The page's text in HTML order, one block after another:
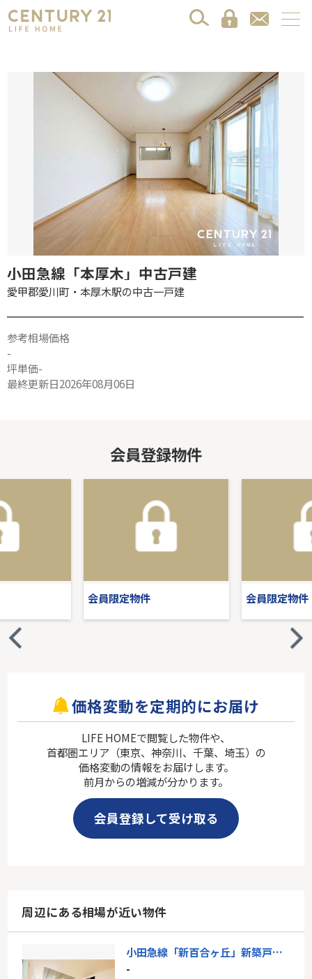
小田急線「本厚木」中古戸建
愛甲郡愛川町・本厚木駅の中古一戸建
参考相場価格
-
坪単価-
最終更新日2026年08月06日
会員登録物件
会員限定物件 会員限定物件
価格変動を定期的にお届け
LIFE HOMEで閲覧した物件や、
首都圏エリア（東京、神奈川、千葉、埼玉）の
価格変動の情報をお届けします。
前月からの増減が分かります。
会員登録して受け取る
周辺にある相場が近い物件
小田急線「新百合ヶ丘」新築戸建て
-